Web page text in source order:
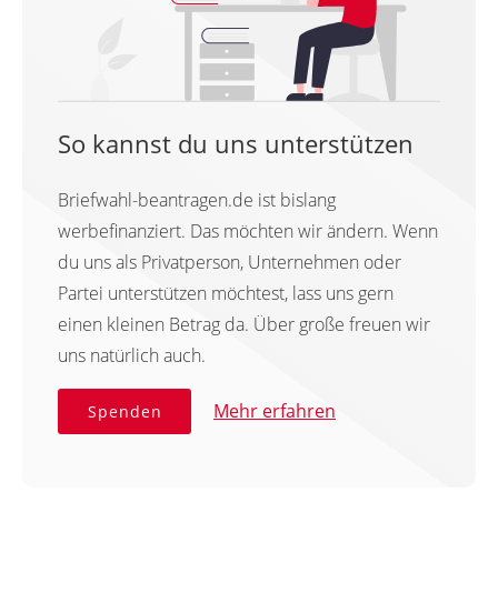
So kannst du uns unterstützen
Briefwahl-beantragen.de ist bislang
werbefinanziert. Das möchten wir ändern. Wenn
du uns als Privatperson, Unternehmen oder
Partei unterstützen möchtest, lass uns gern
einen kleinen Betrag da. Über große freuen wir
uns natürlich auch.
Spenden Mehr erfahren